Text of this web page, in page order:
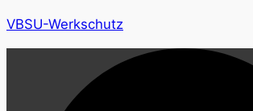
VBSU-Werkschutz